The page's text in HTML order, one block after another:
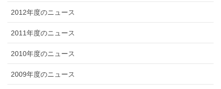
2012年度のニュース
2011年度のニュース
2010年度のニュース
2009年度のニュース